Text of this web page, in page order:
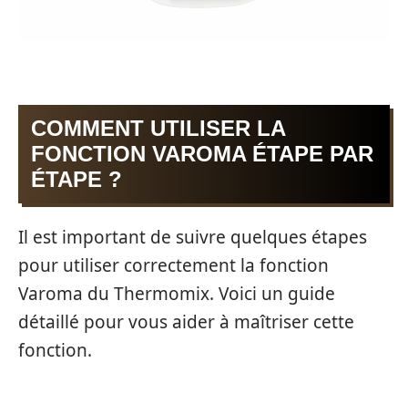
COMMENT UTILISER LA
FONCTION VAROMA ÉTAPE PAR
ÉTAPE ?
Il est important de suivre quelques étapes
pour utiliser correctement la fonction
Varoma du Thermomix. Voici un guide
détaillé pour vous aider à maîtriser cette
fonction.